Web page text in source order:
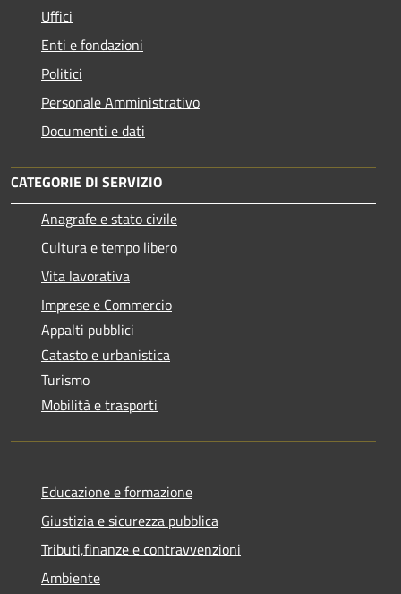
Uffici
Enti e fondazioni
Politici
Personale Amministrativo
Documenti e dati
CATEGORIE DI SERVIZIO
Anagrafe e stato civile
Cultura e tempo libero
Vita lavorativa
Imprese e Commercio
Appalti pubblici
Catasto e urbanistica
Turismo
Mobilità e trasporti
Educazione e formazione
Giustizia e sicurezza pubblica
Tributi,finanze e contravvenzioni
Ambiente